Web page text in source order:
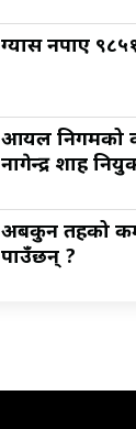
ग्यास नपाए
आयल निगमको
नागेन्द्र शाह
अबकुन तहको
पाउँछन् ?